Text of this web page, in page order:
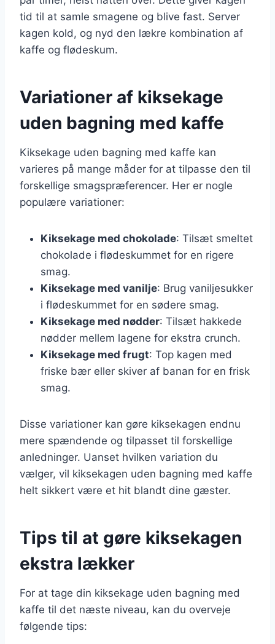
tid til at samle smagene og blive fast. Server
kagen kold, og nyd den lækre kombination af
kaffe og flødeskum.
Variationer af kiksekage
uden bagning med kaffe
Kiksekage uden bagning med kaffe kan
varieres på mange måder for at tilpasse den til
forskellige smagspræferencer. Her er nogle
populære variationer:
Kiksekage med chokolade: Tilsæt smeltet
chokolade i flødeskummet for en rigere
smag.
Kiksekage med vanilje: Brug vaniljesukker
i flødeskummet for en sødere smag.
Kiksekage med nødder: Tilsæt hakkede
nødder mellem lagene for ekstra crunch.
Kiksekage med frugt: Top kagen med
friske bær eller skiver af banan for en frisk
smag.
Disse variationer kan gøre kiksekagen endnu
mere spændende og tilpasset til forskellige
anledninger. Uanset hvilken variation du
vælger, vil kiksekagen uden bagning med kaffe
helt sikkert være et hit blandt dine gæster.
Tips til at gøre kiksekagen
ekstra lækker
For at tage din kiksekage uden bagning med
kaffe til det næste niveau, kan du overveje
følgende tips: